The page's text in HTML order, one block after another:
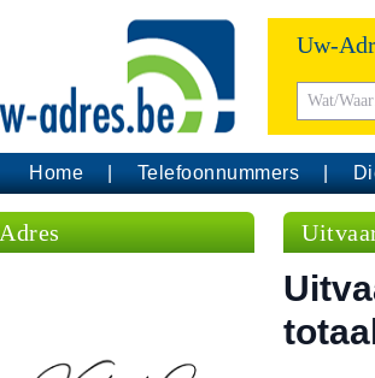
Uw-
Home Telefoonnummers
Adres